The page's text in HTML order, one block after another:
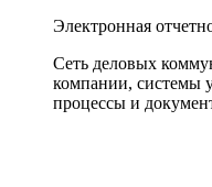
Электронная
Сеть деловых
компании, системы
процессы и